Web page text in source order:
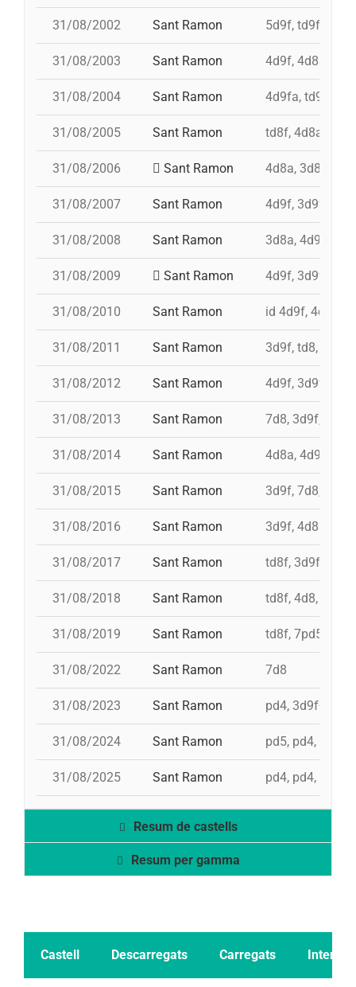
31/08/2002 Sant Ramon 5d9f, td9fm,
31/08/2003 Sant Ramon 4d9f, 4d8a,
31/08/2004 Sant Ramon 4d9fa, td9fm,
31/08/2005 Sant Ramon td8f, 4d8a, 3d8,
31/08/2006 Sant Ramon 4d8a, 3d8,
31/08/2007 Sant Ramon 4d9f, 3d9f,
31/08/2008 Sant Ramon 3d8a, 4d9f,
31/08/2009 Sant Ramon 4d9f, 3d9fa,
31/08/2010 Sant Ramon id 4d9f, 4d9f,
31/08/2011 Sant Ramon 3d9f, td8, id
31/08/2012 Sant Ramon 4d9f, 3d9f,
31/08/2013 Sant Ramon 7d8, 3d9f,
31/08/2014 Sant Ramon 4d8a, 4d9f,
31/08/2015 Sant Ramon 3d9f, 7d8,
31/08/2016 Sant Ramon 3d9f, 4d8a,
31/08/2017 Sant Ramon td8f, 3d9f, 4d8,
31/08/2018 Sant Ramon td8f, 4d8, 3d8,
31/08/2019 Sant Ramon td8f, 7pd5, pd5
31/08/2022 Sant Ramon 7d8
31/08/2023 Sant Ramon pd4,
31/08/2024 Sant Ramon pd5, pd4, 4d8,
31/08/2025 Sant Ramon pd4, pd4, 3d9f,
Resum de castells
Resum per gamma
Castell Descarregats Carregats Intents